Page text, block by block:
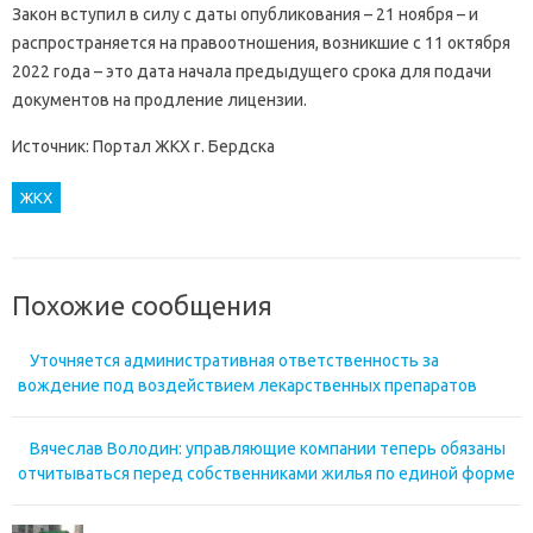
Закон вступил в силу с даты опубликования – 21 ноября – и
распространяется на правоотношения, возникшие с 11 октября
2022 года – это дата начала предыдущего срока для подачи
документов на продление лицензии.
Источник: Портал ЖКХ г. Бердска
ЖКХ
Похожие сообщения
Уточняется административная ответственность за
вождение под воздействием лекарственных препаратов
Вячеслав Володин: управляющие компании теперь обязаны
отчитываться перед собственниками жилья по единой форме